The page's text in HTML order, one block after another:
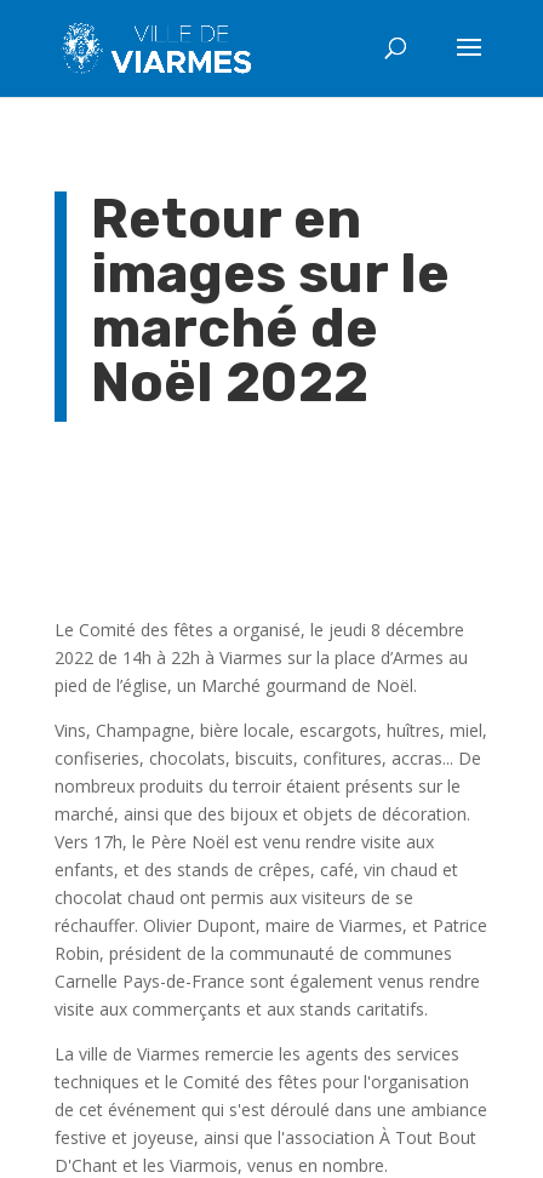
Retour en
images sur le
marché de
Noël 2022
Le Comité des fêtes a organisé, le jeudi 8 décembre
2022 de 14h à 22h à Viarmes sur la place d’Armes au
pied de l’église, un Marché gourmand de Noël.
Vins, Champagne, bière locale, escargots, huîtres, miel,
confiseries, chocolats, biscuits, confitures, accras... De
nombreux produits du terroir étaient présents sur le
marché, ainsi que des bijoux et objets de décoration.
Vers 17h, le Père Noël est venu rendre visite aux
enfants, et des stands de crêpes, café, vin chaud et
chocolat chaud ont permis aux visiteurs de se
réchauffer. Olivier Dupont, maire de Viarmes, et Patrice
Robin, président de la communauté de communes
Carnelle Pays-de-France sont également venus rendre
visite aux commerçants et aux stands caritatifs.
La ville de Viarmes remercie les agents des services
techniques et le Comité des fêtes pour l'organisation
de cet événement qui s'est déroulé dans une ambiance
festive et joyeuse, ainsi que l'association À Tout Bout
D'Chant et les Viarmois, venus en nombre.